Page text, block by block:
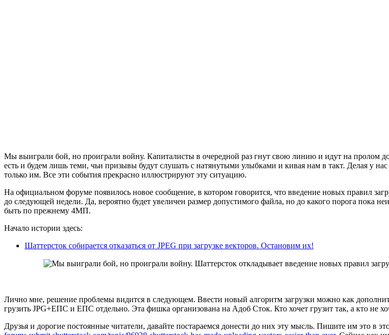
Мы выиграли бой, но проиграли войну. Капиталисты в очередной раз гнут свою линию и идут на пролом
есть и будем лишь теми, чьи призывы будут слушать с натянутыми улыбками и кивая нам в такт. Делая у нас
только им. Все эти события прекрасно иллюстрируют эту ситуацию.
На официальном форуме появилось новое сообщение, в котором говорится, что введение новых правил
до следующей недели. Да, вероятно будет увеличен размер допустимого файла, но до какого порога пока
быть по прежнему 4МП.
Начало истории здесь:
Шаттерсток собирается отказаться от JPEG при загрузке векторов. Остановим их!
Лично мне, решение проблемы видится в следующем. Ввести новый алгоритм загрузки можно как
грузить JPG+ЕПС и ЕПС отдельно. Эта фишка организована на Адоб Сток. Кто хочет грузит так, а кто не
Друзья и дорогие постоянные читатели, давайте постараемся донести до них эту мысль. Пишите им это в